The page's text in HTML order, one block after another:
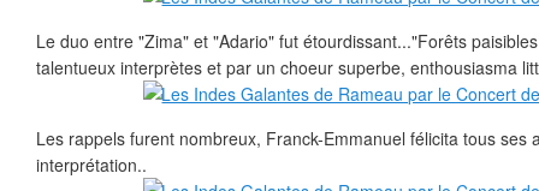
Le duo entre "Zima" et "Adario" fut étourdissant..."Forêts
talentueux interprètes et par un choeur superbe, enthousiasma
Les rappels furent nombreux, Franck-Emmanuel félicita tous ses
interprétation..